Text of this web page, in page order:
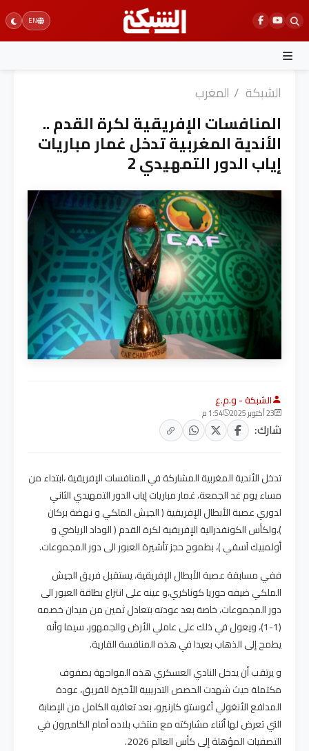
Skip
to
content
EN
الشبكة / المغرب
المنافسات الإفريقية لكرة القدم ..
الأندية المغربية تدخل غمار مباريات
إياب الدور التمهيدي 2
الشبكة - و.م.ع
23 أكتوبر 2025 1:54 م
شارك:
تدخل الأندية المغربية المشاركة في المنافسات الإفريقية ،ابتداء من
مساء يوم غد الجمعة، غمار مباريات إياب الدور التمهيدي الثاني
لدوري عصبة الأبطال الإفريقية ( الجيش الملكي و نهضة بركان
)،ولكأس الكونفدرالية الإفريقية لكرة القدم ( الوداد الرياضي و
أولمبيك آسفي )، بطموح حجز تأشيرة العبور الى دور المجموعات.
ففي مسابقة عصبة الأبطال الإفريقية، يستقبل فريق الجيش
الملكي ضيفه حوريا كوناكري،و عينه على انتزاع بطاقة العبور الى
دور المجموعات، خاصة بعد عودته بتعادل ثمين من ميدان خصمه
(1-1)، ويعول في ذلك على عاملي الأرض والجمهور، سيما وأنه
يطمح إلى الذهاب بعيدا في هذه المنافسة القارية.
و يرتقب أن يدخل النادي العسكري هذه المواجهة بصفوف
مكتملة حيث شهدت الحصص التدريبية الأخيرة للفريق، عودة
المدافع الأنغولي أغوستو كارنيرو، بعد تعافيه الكامل من الإصابة
التي تعرض لها أثناء مشاركته مع منتخب بلاده أمام الكاميرون في
التصفيات المؤهلة إلى كأس العالم 2026.